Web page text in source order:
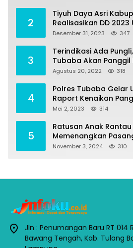
2
Tiyuh Daya Asri
Realisasikan DD 2023
Program
Desember 31, 2023 347
3
Terindikasi Ada
Tubaba Akan Panggil
Penumangan Baru
Agustus 20, 2022 318
4
Polres Tubaba Gelar
Raport Kenaikan
Alaidin Effendi
Mei 2, 2023 314
5
Ratusan Anak
Memenangkan
Tubaba 2024
November 3, 2024 310
Jln : Penumangan Baru RT 014
Bawang Tengah, Kab. Tulang